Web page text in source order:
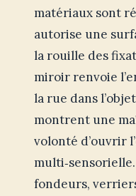
matériaux sont
autorise une
la rouille des
miroir renvoie
la rue dans
montrent une
volonté d’ouvrir
fondeurs,